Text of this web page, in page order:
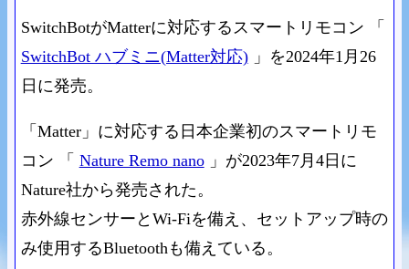
SwitchBotがMatterに対応するスマートリモコン 「
SwitchBot ハブミニ(Matter対応)」を2024年1月26
日に発売。
「Matter」に対応する日本企業初のスマートリモ
コン 「 Nature Remo nano 」が2023年7月4日に
Nature社から発売された。
赤外線センサーとWi-Fiを備え、セットアップ時の
み使用するBluetoothも備えている。